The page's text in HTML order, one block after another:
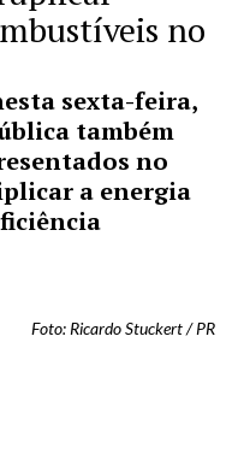
no
sexta-feira,
também
no
a energia
Foto: Ricardo Stuckert / PR